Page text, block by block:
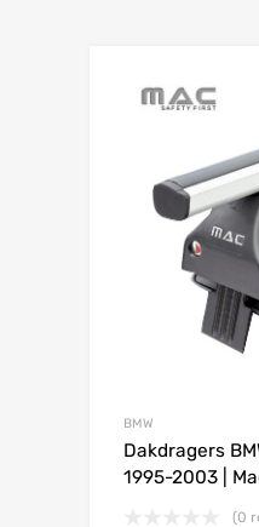
BMW
Dakdragers
1995-2003 |
(0